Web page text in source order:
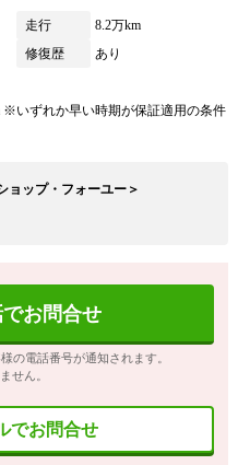
走行
8.2万km
修復歴
あり
※いずれか早い時期が保証適用の条件
ップ・フォーユー＞
でお問合せ
の電話番号が通知されます。
せん。
でお問合せ